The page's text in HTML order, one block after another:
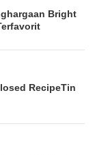
Bright
RecipeTin